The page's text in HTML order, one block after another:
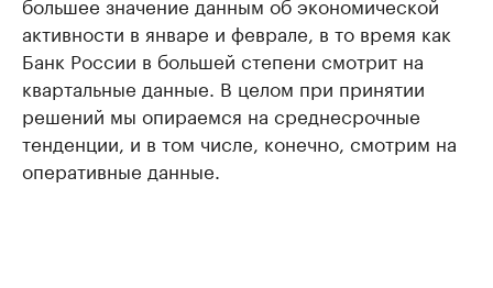
активности в январе и феврале, в то время как
Банк России в большей степени смотрит на
квартальные данные. В целом при принятии
решений мы опираемся на среднесрочные
тенденции, и в том числе, конечно, смотрим на
оперативные данные.